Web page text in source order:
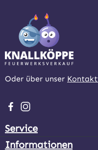
Oder über unser
Besuche uns auf
Schau auf
Service
Informationen